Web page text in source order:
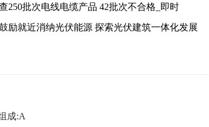
250批次电线电缆产品 42批次不合格_即时
励就近消纳光伏能源 探索光伏建筑一体化发展
成:A